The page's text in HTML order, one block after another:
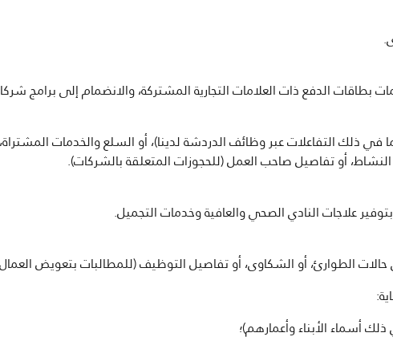
بطاقات الدفع ذات العلامات التجارية المشتركة، والانضمام إلى برامج
في ذلك التفاعلات عبر وظائف الدردشة لدينا)، أو السلع والخدمات
النشاط، أو تفاصيل صاحب العمل (للحجوزات المتعلقة بالشركات).
علاجات النادي الصحي والعافية وخدمات التجميل.
الطوارئ، أو الشكاوى، أو تفاصيل التوظيف (للمطالبات بتعويض
أسماء الأبناء وأعمارهم)؛